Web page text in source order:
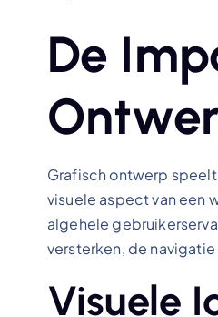
De
Grafisch ontwerp
visuele aspect van een
algehele
versterken, de
Visuele